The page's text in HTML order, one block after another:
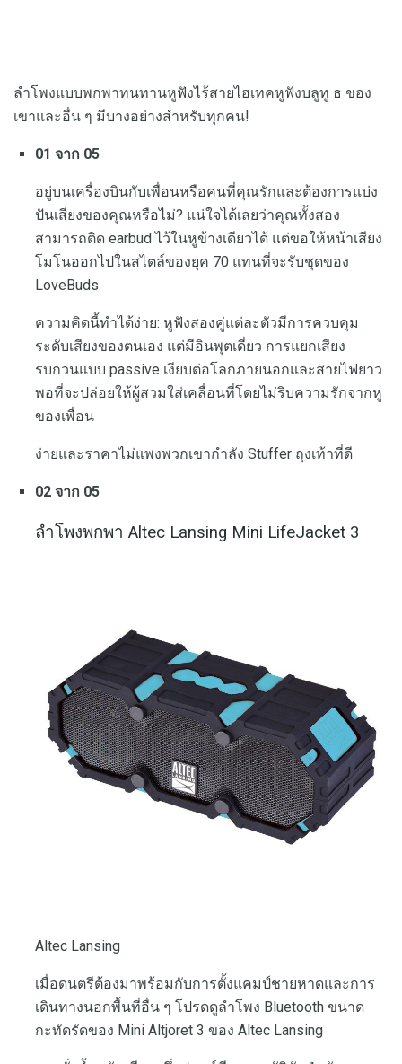
ลำโพงแบบพกพาทนทานหูฟังไร้สายไฮเทคหูฟังบลูทู ธ ของ
เขาและอื่น ๆ มีบางอย่างสำหรับทุกคน!
01 จาก 05
อยู่บนเครื่องบินกับเพื่อนหรือคนที่คุณรักและต้องการแบ่ง
ปันเสียงของคุณหรือไม่? แน่ใจได้เลยว่าคุณทั้งสอง
สามารถติด earbud ไว้ในหูข้างเดียวได้ แต่ขอให้หน้าเสียง
โมโนออกไปในสไตล์ของยุค 70 แทนที่จะรับชุดของ
LoveBuds
ความคิดนี้ทำได้ง่าย: หูฟังสองคู่แต่ละตัวมีการควบคุม
ระดับเสียงของตนเอง แต่มีอินพุตเดี่ยว การแยกเสียง
รบกวนแบบ passive เงียบต่อโลกภายนอกและสายไฟยาว
พอที่จะปล่อยให้ผู้สวมใส่เคลื่อนที่โดยไม่ริบความรักจากหู
ของเพื่อน
ง่ายและราคาไม่แพงพวกเขากำลัง Stuffer ถุงเท้าที่ดี
02 จาก 05
ลำโพงพกพา Altec Lansing Mini LifeJacket 3
Altec Lansing
เมื่อดนตรีต้องมาพร้อมกับการตั้งแคมป์ชายหาดและการ
เดินทางนอกพื้นที่อื่น ๆ โปรดดูลำโพง Bluetooth ขนาด
กะทัดรัดของ Mini Altjoret 3 ของ Altec Lansing